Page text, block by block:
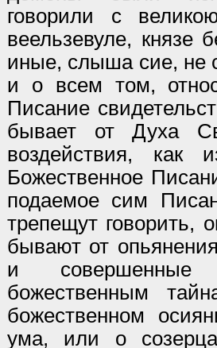
говорили с
веельзевуле, князе
иные, слыша сие, не
и о всем том,
Писание
бывает от Духа
воздействия,
Божественное
подаемое сим
трепещут говорить,
бывают от
и
божественным
божественном
ума, или о